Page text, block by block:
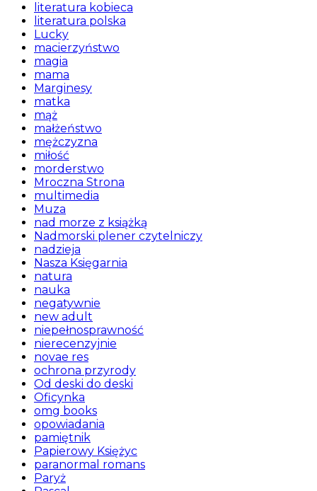
literatura kobieca
literatura polska
Lucky
macierzyństwo
magia
mama
Marginesy
matka
mąż
małżeństwo
mężczyzna
miłość
morderstwo
Mroczna Strona
multimedia
Muza
nad morze z książką
Nadmorski plener czytelniczy
nadzieja
Nasza Księgarnia
natura
nauka
negatywnie
new adult
niepełnosprawność
nierecenzyjnie
novae res
ochrona przyrody
Od deski do deski
Oficynka
omg books
opowiadania
pamiętnik
Papierowy Księżyc
paranormal romans
Paryż